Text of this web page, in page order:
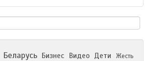
Беларусь Бизнес Видео Дети
Жесть